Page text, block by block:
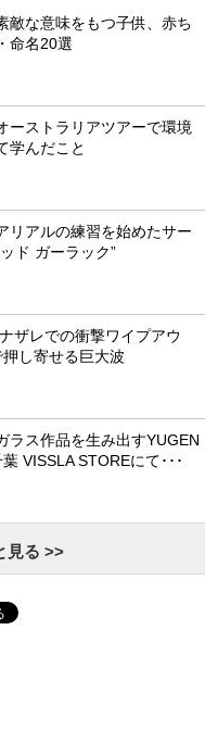
敵な意味をもつ子供、赤ち
命名20選
ーストラリアツアーで環境
学んだこと
リアルの練習を始めたサー
ド ガーラック”
ザレでの衝撃ワイプアウ
押し寄せる巨大波
ラス作品を生み出すYUGEN
VISSLA STOREにて･･･
見る >>